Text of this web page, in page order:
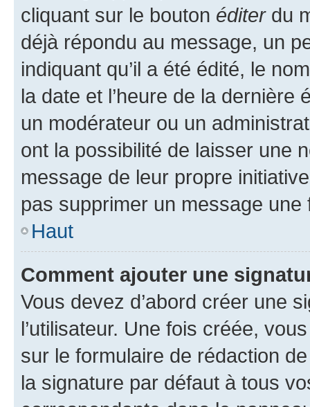
cliquant sur le bouton éditerdu
déjà répondu au message, un
indiquant qu’il a été édité, le
la date et l’heure de la dernière
un modérateur ou un
ont la possibilité de laisser une
message de leur propre
pas supprimer un message une
Haut
Comment ajouter une
Vous devez d’abord créer une
l’utilisateur. Une fois créée,
sur le formulaire de rédaction
la signature par défaut à tous